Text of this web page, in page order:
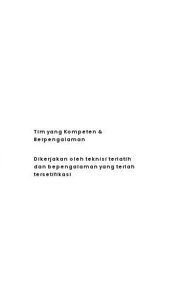
Tim yang Kompeten &
Berpengalaman
Dikerjakan oleh teknisi terlatih
dan bepengalaman yang terlah
tersetifikasi